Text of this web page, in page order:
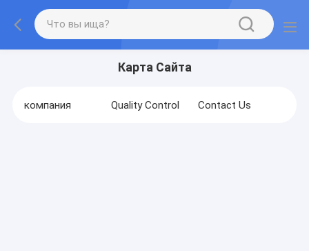
Карта Сайта
компания Quality Control Contact Us